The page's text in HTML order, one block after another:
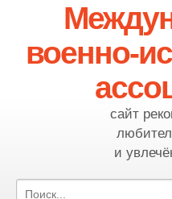
военно-
сайт
и